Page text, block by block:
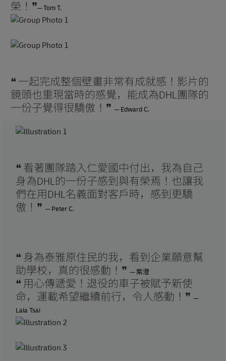
榮！❞​─ Tom T.
❝ 一起完成整個壁畫非常有成就感！影片的
鏡頭也重現當時的感覺，能成為DHL團隊的
一份子覺得很驕傲！❞ ─ Edward C.
❝ 看著團隊踏入仁愛國中付出，我為自己
身為DHL的一份子感到與有榮焉！也讓我
們在用DHL名義面對客戶時，感到更驕
傲！❞ ─ Peter C.
❝ 身為泰雅原住民的我，看到企業願意幫
助學校，真的很感動！❞ ─ 紫澄
❝ 用心傳遞愛！退役的車子被賦予新使
命，運載希望繼續前行，令人感動！❞ ─
Lala Tsai